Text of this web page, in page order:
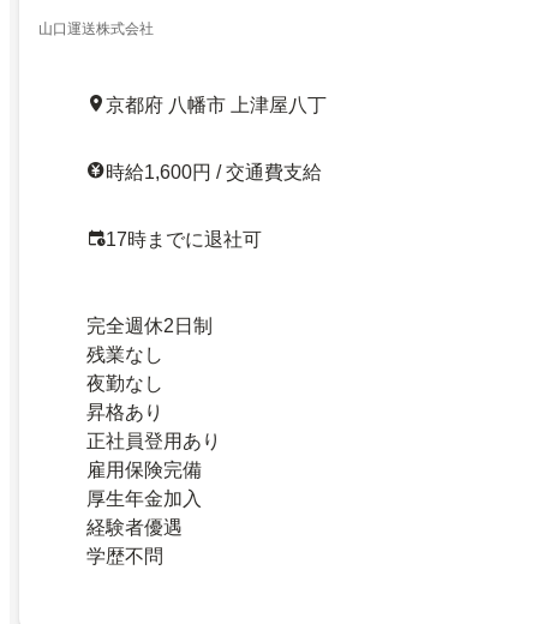
山口運送株式会社
京都府 八幡市 上津屋八丁
時給1,600円 / 交通費支給
17時までに退社可
完全週休2日制
残業なし
夜勤なし
昇格あり
正社員登用あり
雇用保険完備
厚生年金加入
経験者優遇
学歴不問